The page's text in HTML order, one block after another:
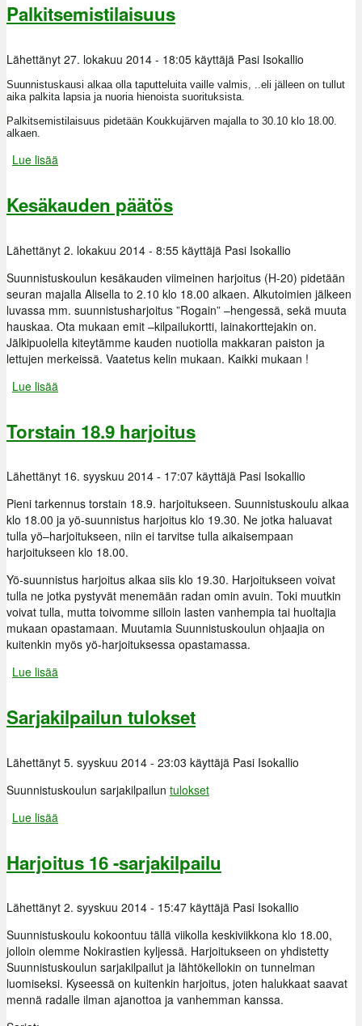
Palkitsemistilaisuus
Lähettänyt 27. lokakuu 2014 - 18:05 käyttäjä Pasi Isokallio
Suunnistuskausi alkaa olla taputteluita vaille valmis, ..eli jälleen on tullut
aika palkita lapsia ja nuoria hienoista suorituksista.
Palkitsemistilaisuus pidetään Koukkujärven majalla to 30.10 klo 18.00.
alkaen.
Lue lisää
Kesäkauden päätös
Lähettänyt 2. lokakuu 2014 - 8:55 käyttäjä Pasi Isokallio
Suunnistuskoulun kesäkauden viimeinen harjoitus (H-20) pidetään
seuran majalla Alisella to 2.10 klo 18.00 alkaen. Alkutoimien jälkeen
luvassa mm. suunnistusharjoitus ”Rogain” –hengessä, sekä muuta
hauskaa. Ota mukaan emit –kilpailukortti, lainakorttejakin on.
Jälkipuolella kiteytämme kauden nuotiolla makkaran paiston ja
lettujen merkeissä. Vaatetus kelin mukaan. Kaikki mukaan !
Lue lisää
Torstain 18.9 harjoitus
Lähettänyt 16. syyskuu 2014 - 17:07 käyttäjä Pasi Isokallio
Pieni tarkennus torstain 18.9. harjoitukseen. Suunnistuskoulu alkaa
klo 18.00 ja yö-suunnistus harjoitus klo 19.30. Ne jotka haluavat
tulla yö–harjoitukseen, niin ei tarvitse tulla aikaisempaan
harjoitukseen klo 18.00.
Yö-suunnistus harjoitus alkaa siis klo 19.30. Harjoitukseen voivat
tulla ne jotka pystyvät menemään radan omin avuin. Toki muutkin
voivat tulla, mutta toivomme silloin lasten vanhempia tai huoltajia
mukaan opastamaan. Muutamia Suunnistuskoulun ohjaajia on
kuitenkin myös yö-harjoituksessa opastamassa.
Lue lisää
Sarjakilpailun tulokset
Lähettänyt 5. syyskuu 2014 - 23:03 käyttäjä Pasi Isokallio
Suunnistuskoulun sarjakilpailun tulokset
Lue lisää
Harjoitus 16 -sarjakilpailu
Lähettänyt 2. syyskuu 2014 - 15:47 käyttäjä Pasi Isokallio
Suunnistuskoulu kokoontuu tällä viikolla keskiviikkona klo 18.00,
jolloin olemme Nokirastien kyljessä. Harjoitukseen on yhdistetty
Suunnistuskoulun sarjakilpailut ja lähtökellokin on tunnelman
luomiseksi. Kyseessä on kuitenkin harjoitus, joten halukkaat saavat
mennä radalle ilman ajanottoa ja vanhemman kanssa.